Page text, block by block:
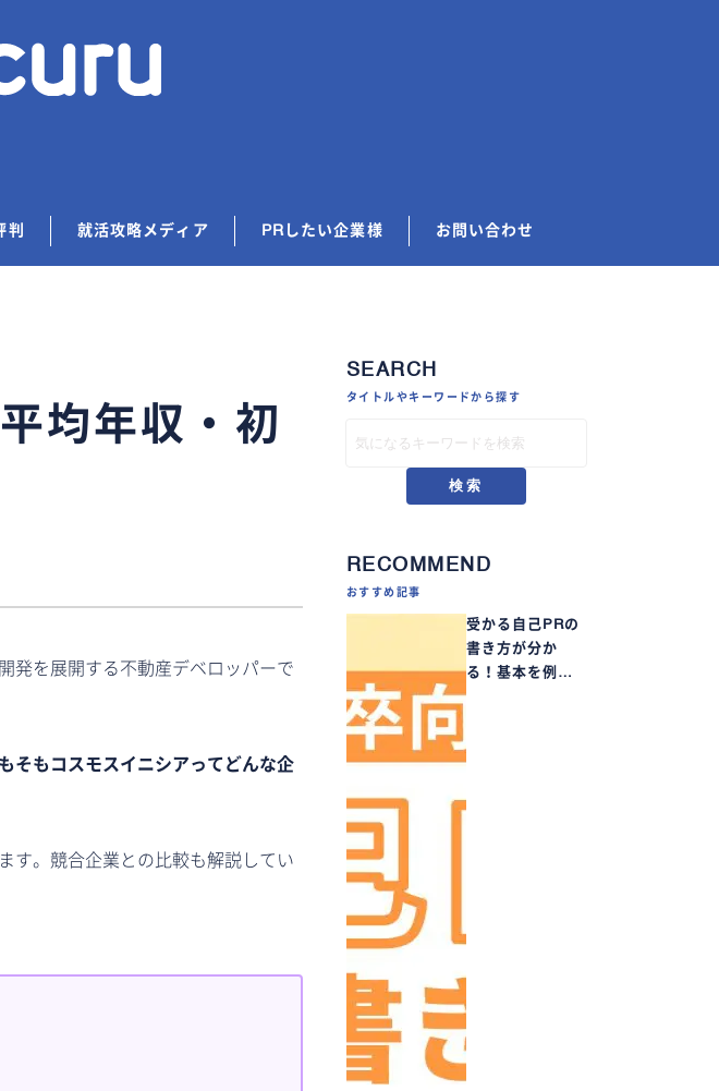
判 就活攻略メディア PRしたい企業様 お問い合わせ
均年収・初
発を展開する不動産デベロッパーで
そもコスモスイニシアってどんな企
す。競合企業との比較も解説してい
SEARCH
タイトルやキーワードから探す
検索
RECOMMEND
おすすめ記事
受かる自己PRの
書き方が分か
る！基本を例…